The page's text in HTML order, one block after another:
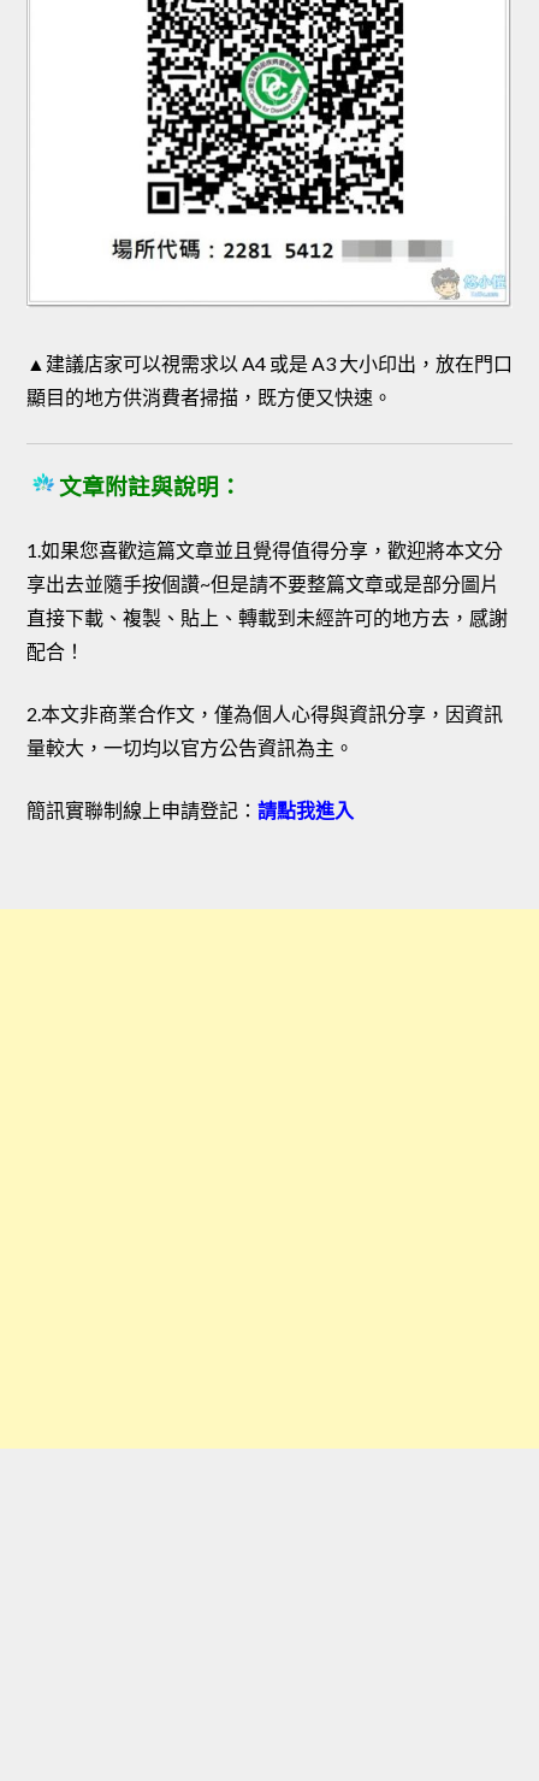
▲建議店家可以視需求以 A4 或是 A3 大小印出，放在門口
顯目的地方供消費者掃描，既方便又快速。
文章附註與說明：
1.如果您喜歡這篇文章並且覺得值得分享，歡迎將本文分
享出去並隨手按個讚~但是請不要整篇文章或是部分圖片
直接下載、複製、貼上、轉載到未經許可的地方去，感謝
配合！
2.本文非商業合作文，僅為個人心得與資訊分享，因資訊
量較大，一切均以官方公告資訊為主。
簡訊實聯制線上申請登記： 請點我進入